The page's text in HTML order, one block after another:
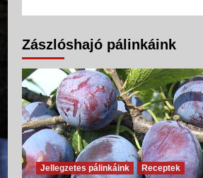
Zászlóshajó pálinkáink
Jellegzetes pálinkáink Receptek